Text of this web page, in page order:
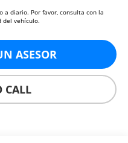
a diario. Por favor, consulta con la
vehículo.
ASESOR
CALL